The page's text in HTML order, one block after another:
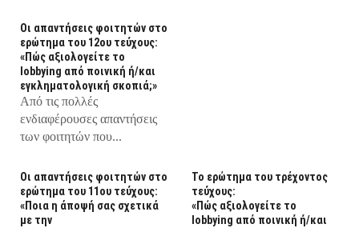
Οι απαντήσεις φοιτητών στο
ερώτημα του 12ου τεύχους:
«Πώς αξιολογείτε το
lobbying από ποινική ή/και
εγκληματολογική σκοπιά;»
Από τις πολλές
ενδιαφέρουσες απαντήσεις
των φοιτητών που...
Οι απαντήσεις φοιτητών στο
ερώτημα του 11ου τεύχους:
«Ποια η άποψή σας σχετικά
με την
Το ερώτημα του τρέχοντος
τεύχους:
«Πώς αξιολογείτε το
lobbying από ποινική ή/και